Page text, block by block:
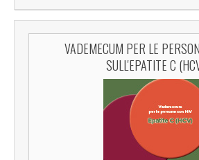
VADEMECUM PER LE
SULL'EPATITE C